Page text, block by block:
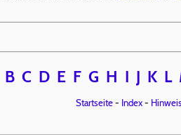
B C D E F G H I J K L
Startseite- Index-